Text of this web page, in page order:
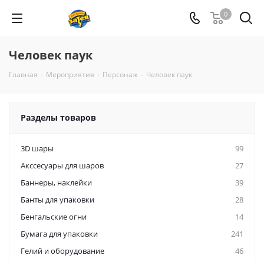
0
Человек паук
Главная - Мероприятия - Персонаж - Человек паук
Разделы товаров
3D шары
99
Акссесуары для шаров
27
Баннеры, наклейки
39
Банты для упаковки
28
Бенгальские огни
14
Бумага для упаковки
241
Гелий и оборудование
46